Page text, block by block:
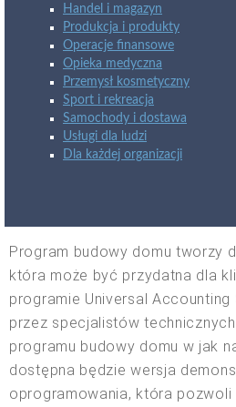
Handel i magazyn
Produkcja i produkty
Operacje finansowe
Opieka medyczna
Przemysł kosmetyczny
Sport i rekreacja
Samochody i dostawa
Usługi dla ludzi
Dla każdej organizacji
Program budowy domu tworzy
która może być przydatna dla
programie Universal
przez specjalistów
programu budowy domu w jak
dostępna będzie wersja
oprogramowania, która pozwoli